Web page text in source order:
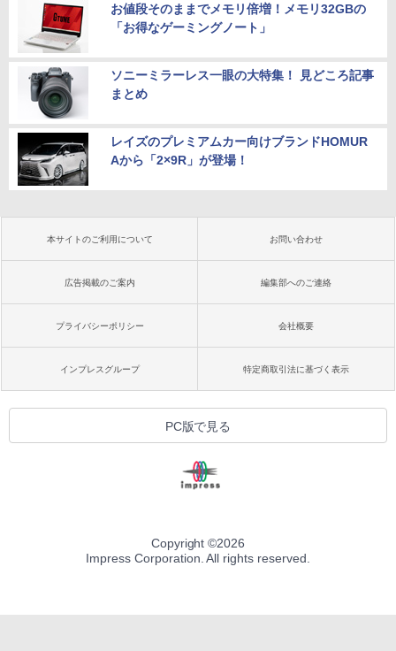
お値段そのままでメモリ倍増！メモリ32GBの
「お得なゲーミングノート」
ソニーミラーレス一眼の大特集！ 見どころ記事
まとめ
レイズのプレミアムカー向けブランドHOMUR
Aから「2×9R」が登場！
本サイトのご利用について お問い合わせ
広告掲載のご案内 編集部へのご連絡
プライバシーポリシー 会社概要
インプレスグループ 特定商取引法に基づく表示
PC版で見る
Copyright ©2026
Impress Corporation. All rights reserved.